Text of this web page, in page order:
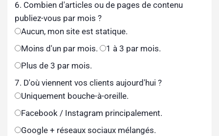
6. Combien d'articles ou de pages de contenu
publiez-vous par mois ?
Aucun, mon site est statique.
Moins d'un par mois.
1 à 3 par mois.
Plus de 3 par mois.
7. D'où viennent vos clients aujourd'hui ?
Uniquement bouche-à-oreille.
Facebook / Instagram principalement.
Google + réseaux sociaux mélangés.